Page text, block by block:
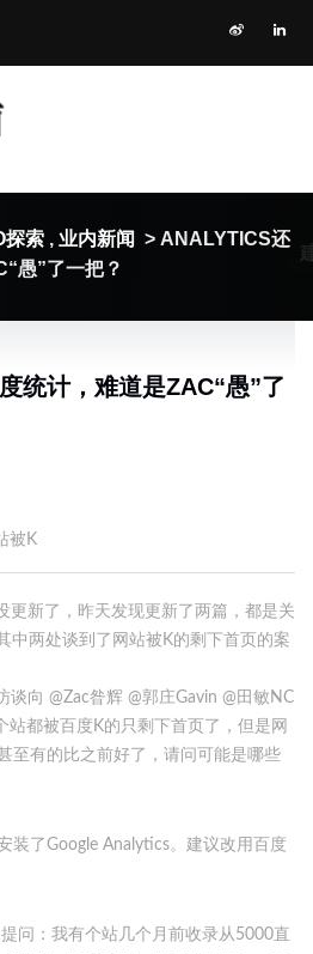
探索 , 业内新闻 > ANALYTICS还
愚”了一把？
统计，难道是ZAC“愚”了
被K
更新了，昨天发现更新了两篇，都是关
中两处谈到了网站被K的剩下首页的案
谈向 @Zac昝辉 @郭庄Gavin @田敏NC
站都被百度K的只剩下首页了，但是网
至有的比之前好了，请问可能是哪些
装了Google Analytics。建议改用百度
问：我有个站几个月前收录从5000直